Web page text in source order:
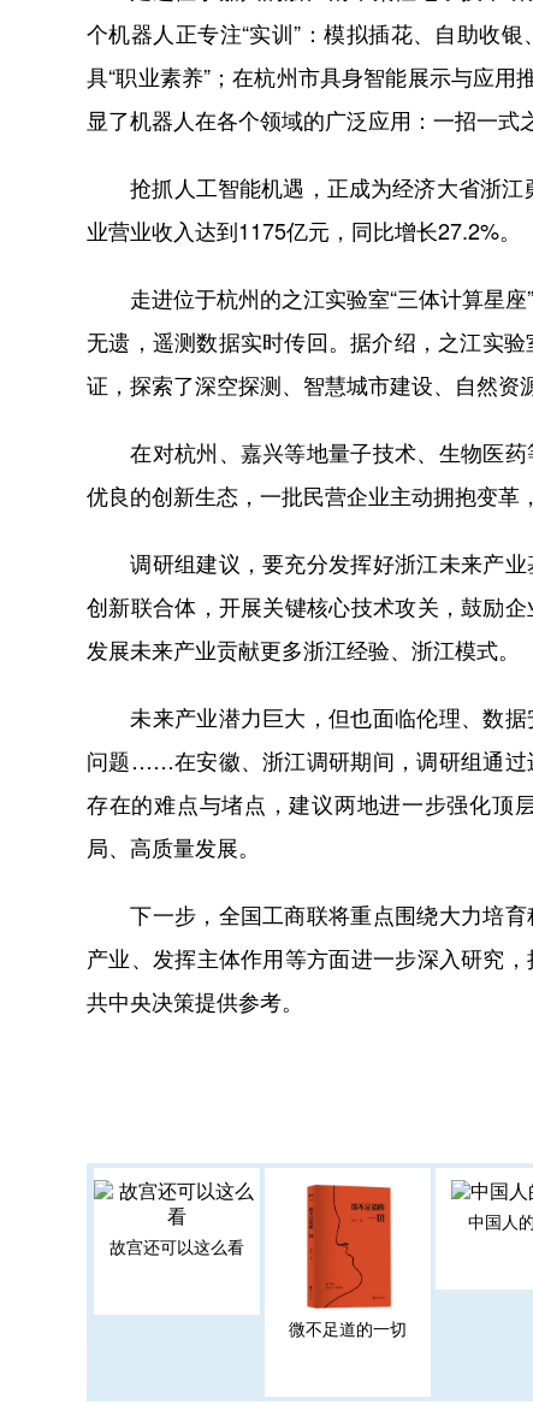
个机器人正专注“实训”：模拟插花、自助收
具“职业素养”；在杭州市具身智能展示与应用
显了机器人在各个领域的广泛应用：一招一式
抢抓人工智能机遇，正成为经济大省浙江
业营业收入达到1175亿元，同比增长27.2%。
走进位于杭州的之江实验室“三体计算星座
无遗，遥测数据实时传回。据介绍，之江实
证，探索了深空探测、智慧城市建设、自然资
在对杭州、嘉兴等地量子技术、生物医药
优良的创新生态，一批民营企业主动拥抱变革
调研组建议，要充分发挥好浙江未来产业
创新联合体，开展关键核心技术攻关，鼓励
发展未来产业贡献更多浙江经验、浙江模式。
未来产业潜力巨大，但也面临伦理、数据
问题……在安徽、浙江调研期间，调研组通过
存在的难点与堵点，建议两地进一步强化顶
局、高质量发展。
下一步，全国工商联将重点围绕大力培育
产业、发挥主体作用等方面进一步深入研究
共中央决策提供参考。
故宫还可以这么看
微不足道的一切
中国人